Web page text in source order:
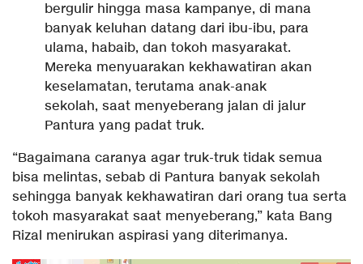
bergulir hingga masa kampanye, di mana
banyak keluhan datang dari ibu-ibu, para
ulama, habaib, dan tokoh masyarakat.
Mereka menyuarakan kekhawatiran akan
keselamatan, terutama anak-anak
sekolah, saat menyeberang jalan di jalur
Pantura yang padat truk.
“Bagaimana caranya agar truk-truk tidak semua
bisa melintas, sebab di Pantura banyak sekolah
sehingga banyak kekhawatiran dari orang tua serta
tokoh masyarakat saat menyeberang,” kata Bang
Rizal menirukan aspirasi yang diterimanya.